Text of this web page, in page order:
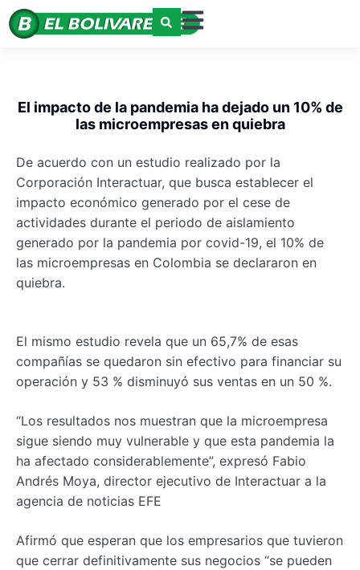
El impacto de la pandemia ha dejado un 10% de
las microempresas en quiebra
De acuerdo con un estudio realizado por la
Corporación Interactuar, que busca establecer el
impacto económico generado por el cese de
actividades durante el periodo de aislamiento
generado por la pandemia por covid-19, el 10% de
las microempresas en Colombia se declararon en
quiebra.
El mismo estudio revela que un 65,7% de esas
compañías se quedaron sin efectivo para financiar su
operación y 53 % disminuyó sus ventas en un 50 %.
“Los resultados nos muestran que la microempresa
sigue siendo muy vulnerable y que esta pandemia la
ha afectado considerablemente”, expresó Fabio
Andrés Moya, director ejecutivo de Interactuar a la
agencia de noticias EFE
Afirmó que esperan que los empresarios que tuvieron
que cerrar definitivamente sus negocios “se pueden